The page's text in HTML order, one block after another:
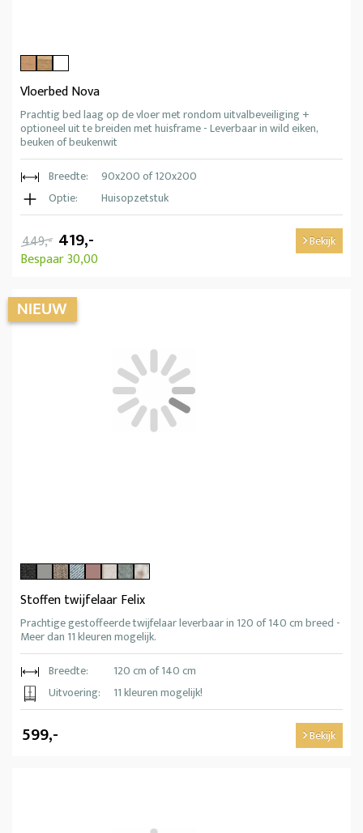
Vloerbed Nova
Prachtig bed laag op de vloer met rondom uitvalbeveiliging +
optioneel uit te breiden met huisframe - Leverbaar in wild eiken,
beuken of beukenwit
Breedte:
90x200 of 120x200
Optie:
Huisopzetstuk
449,- 419,-
Bespaar 30,00
Bekijk
Stoffen twijfelaar Felix
Prachtige gestoffeerde twijfelaar leverbaar in 120 of 140 cm breed -
Meer dan 11 kleuren mogelijk.
Breedte:
120 cm of 140 cm
Uitvoering:
11 kleuren mogelijk!
599,- Bekijk